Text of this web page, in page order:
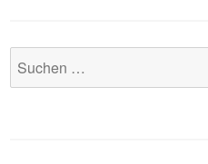
Suchen
nach: